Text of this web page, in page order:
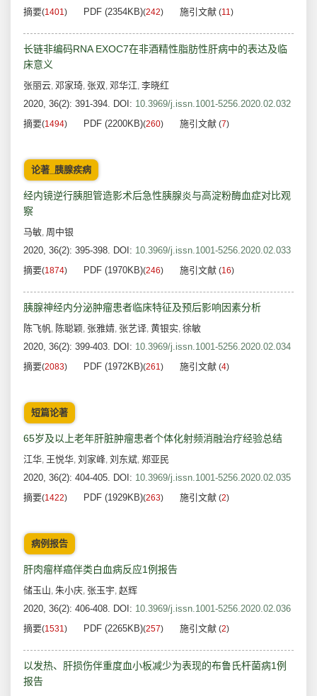
摘要(1401) PDF (2354KB)(242) 施引文献 (11)
长链非编码RNA EXOC7在非酒精性脂肪性肝病中的表达及临
床意义
张丽云, 邓家琦, 张双, 邓华江, 李晓红
2020, 36(2): 391-394. DOI: 10.3969/j.issn.1001-5256.2020.02.032
摘要(1494) PDF (2200KB)(260) 施引文献 (7)
论著_胰腺疾病
经内镜逆行胰胆管造影术后急性胰腺炎与高淀粉酶血症对比观
察
马敏, 周中银
2020, 36(2): 395-398. DOI: 10.3969/j.issn.1001-5256.2020.02.033
摘要(1874) PDF (1970KB)(246) 施引文献 (16)
胰腺神经内分泌肿瘤患者临床特征及预后影响因素分析
陈飞帆, 陈聪颖, 张雅婧, 张艺译, 黄银实, 徐敏
2020, 36(2): 399-403. DOI: 10.3969/j.issn.1001-5256.2020.02.034
摘要(2083) PDF (1972KB)(261) 施引文献 (4)
短篇论著
65岁及以上老年肝脏肿瘤患者个体化射频消融治疗经验总结
江华, 王悦华, 刘家峰, 刘东斌, 郑亚民
2020, 36(2): 404-405. DOI: 10.3969/j.issn.1001-5256.2020.02.035
摘要(1422) PDF (1929KB)(263) 施引文献 (2)
病例报告
肝肉瘤样癌伴类白血病反应1例报告
储玉山, 朱小庆, 张玉宇, 赵辉
2020, 36(2): 406-408. DOI: 10.3969/j.issn.1001-5256.2020.02.036
摘要(1531) PDF (2265KB)(257) 施引文献 (2)
以发热、肝损伤伴重度血小板减少为表现的布鲁氏杆菌病1例
报告